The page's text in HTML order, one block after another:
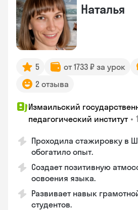
Наталья
5 от 1733 ₽ за урок
2 отзыва
Измаильский
педагогический институт •
Проходила стажировку в
обогатило опыт.
Создает позитивную
освоения языка.
Развивает навык
студентов.